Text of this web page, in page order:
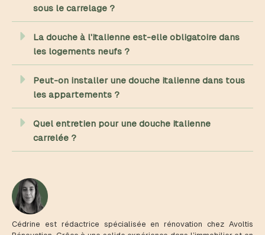
sous le carrelage ?
La douche à l'italienne est-elle obligatoire dans
les logements neufs ?
Peut-on installer une douche italienne dans tous
les appartements ?
Quel entretien pour une douche italienne
carrelée ?
Cédrine est rédactrice spécialisée en rénovation chez Avoltis